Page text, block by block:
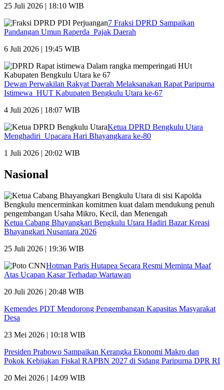
25 Juli 2026 | 18:10 WIB
7 Fraksi DPRD Sampaikan
Pandangan Umun Raperda Pajak Daerah
6 Juli 2026 | 19:45 WIB
Dewan Perwakilan Rakyat Daerah Melaksanakan Rapat Paripurna
Istimewa HUT Kabupaten Bengkulu Utara ke-67
4 Juli 2026 | 18:07 WIB
Ketua DPRD Bengkulu Utara
Menghadiri Upacara Hari Bhayangkara ke-80
1 Juli 2026 | 20:02 WIB
Nasional
Ketua Cabang Bhayangkari Bengkulu Utara Hadiri Bazar Kreasi
Bhayangkari Nusantara 2026
25 Juli 2026 | 19:36 WIB
Hotman Paris Hutapea Secara Resmi Meminta Maaf
Atas Ucapan Kasar Terhadap Wartawan
20 Juli 2026 | 20:48 WIB
Kemendes PDT Mendorong Pengembangan Kapasitas Masyarakat
Desa
23 Mei 2026 | 10:18 WIB
Presiden Prabowo Sampaikan Kerangka Ekonomi Makro dan
Pokok Kebijakan Fiskal RAPBN 2027 di Sidang Paripurna DPR RI
20 Mei 2026 | 14:09 WIB